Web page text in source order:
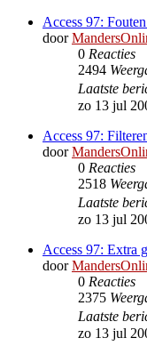
Access 97:
door
0 Reacties
2494
Laatste
zo 13 jul
Access 97:
door
0 Reacties
2518
Laatste
zo 13 jul
Access 97: Extra
door
0 Reacties
2375
Laatste
zo 13 jul